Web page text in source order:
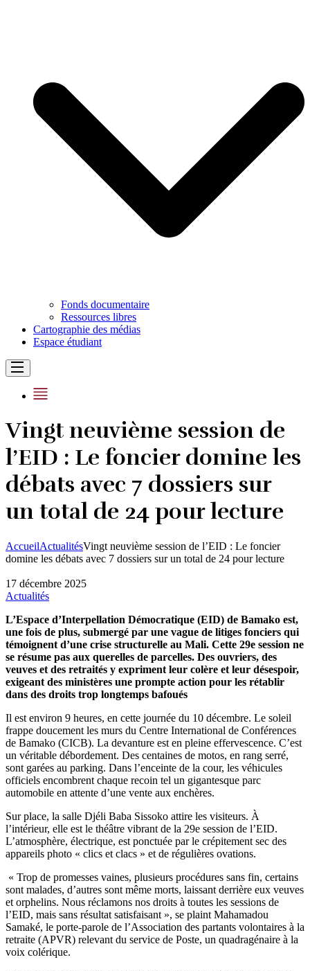
Fonds documentaire
Ressources libres
Cartographie des médias
Espace étudiant
Vingt neuvième session de
l’EID : Le foncier domine les
débats avec 7 dossiers sur
un total de 24 pour lecture
AccueilActualitésVingt neuvième session de l’EID : Le foncier
domine les débats avec 7 dossiers sur un total de 24 pour lecture
17 décembre 2025
Actualités
L’Espace d’Interpellation Démocratique (EID) de Bamako est,
une fois de plus, submergé par une vague de litiges fonciers qui
témoignent d’une crise structurelle au Mali. Cette 29e session ne
se résume pas aux querelles de parcelles. Des ouvriers, des
veuves et des retraités y expriment leur colère et leur désespoir,
exigeant des ministères une prompte action pour les rétablir
dans des droits trop longtemps bafoués
Il est environ 9 heures, en cette journée du 10 décembre. Le soleil
frappe doucement les murs du Centre International de Conférences
de Bamako (CICB). La devanture est en pleine effervescence. C’est
un véritable débordement. Des centaines de motos, en rang serré,
sont garées au parking. Dans l’enceinte de la cour, les véhicules
officiels encombrent chaque recoin tel un gigantesque parc
automobile en attente d’une vente aux enchères.
Sur place, la salle Djéli Baba Sissoko attire les visiteurs. À
l’intérieur, elle est le théâtre vibrant de la 29e session de l’EID.
L’atmosphère, électrique, est ponctuée par le crépitement sec des
appareils photo « clics et clacs » et de régulières ovations.
« Trop de promesses vaines, plusieurs procédures sans fin, certains
sont malades, d’autres sont même morts, laissant derrière eux veuves
et orphelins. Nous réclamons nos droits à toutes les sessions de
l’EID, mais sans résultat satisfaisant », se plaint Mahamadou
Samaké, le porte-parole de l’Association des partants volontaires à la
retraite (APVR) relevant du service de Poste, un quadragénaire à la
voix colérique.